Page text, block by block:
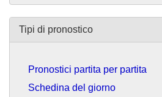
Tipi di pronostico
Pronostici partita per partita
Schedina del giorno